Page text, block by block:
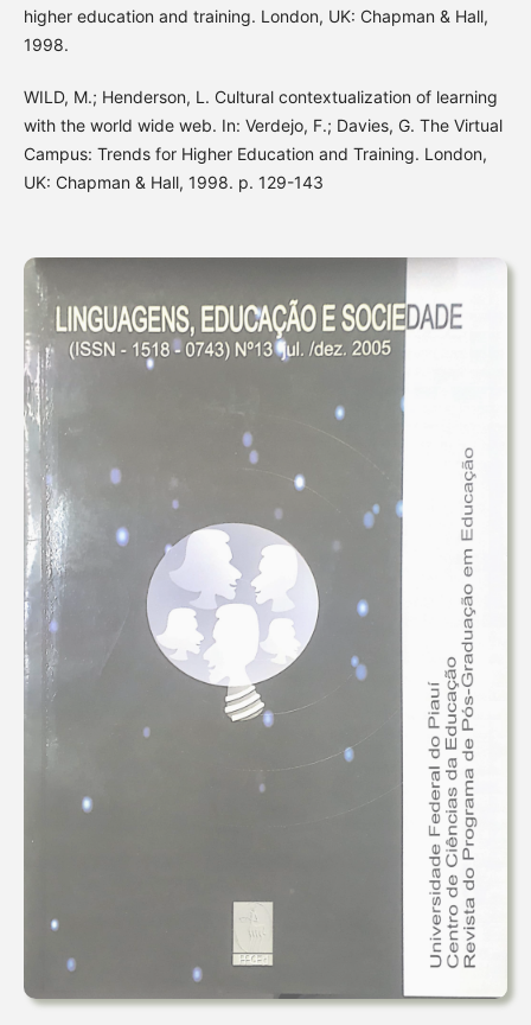
higher education and training. London, UK: Chapman & Hall,
1998.
WILD, M.; Henderson, L. Cultural contextualization of learning
with the world wide web. In: Verdejo, F.; Davies, G. The Virtual
Campus: Trends for Higher Education and Training. London,
UK: Chapman & Hall, 1998. p. 129-143